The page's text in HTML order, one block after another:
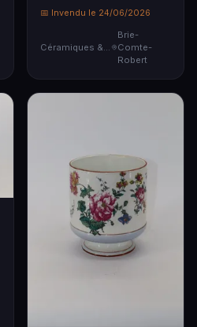
📅 Invendu le 24/06/2026
Céramiques & Porcelaine
Brie-
Comte-
Robert